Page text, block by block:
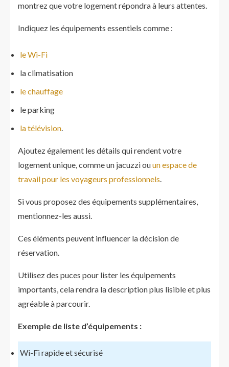
montrez que votre logement répondra à leurs attentes.
Indiquez les équipements essentiels comme :
le Wi-Fi
la climatisation
le chauffage
le parking
la télévision.
Ajoutez également les détails qui rendent votre
logement unique, comme un jacuzzi ouun espace de
travail pour les voyageurs professionnels.
Si vous proposez des équipements supplémentaires,
mentionnez-les aussi.
Ces éléments peuvent influencer la décision de
réservation.
Utilisez des puces pour lister les équipements
importants, cela rendra la description plus lisible et plus
agréable à parcourir.
Exemple de liste d’équipements :
Wi-Fi rapide et sécurisé